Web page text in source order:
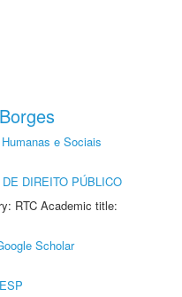
e Sociais
DIREITO PÚBLICO
RTC Academic title:
Scholar